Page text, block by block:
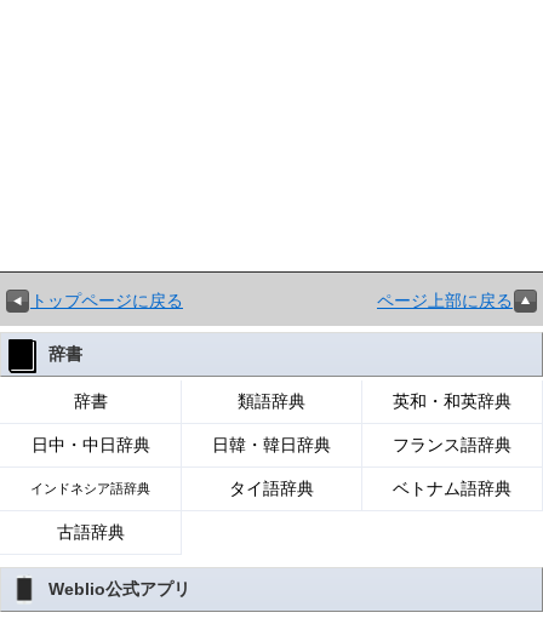
トップページに戻る ページ上部に戻る
辞書
辞書 類語辞典 英和・和英辞典
日中・中日辞典 日韓・韓日辞典 フランス語辞典
インドネシア語辞典 タイ語辞典 ベトナム語辞典
古語辞典
Weblio公式アプリ